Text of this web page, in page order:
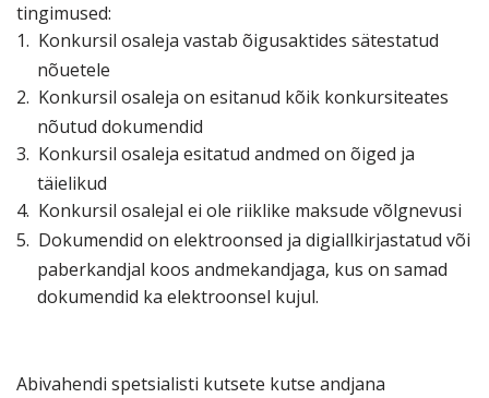
tingimused:
1. Konkursil osaleja vastab õigusaktides sätestatud
nõuetele
2. Konkursil osaleja on esitanud kõik konkursiteates
nõutud dokumendid
3. Konkursil osaleja esitatud andmed on õiged ja
täielikud
4. Konkursil osalejal ei ole riiklike maksude võlgnevusi
5. Dokumendid on elektroonsed ja digiallkirjastatud või
paberkandjal koos andmekandjaga, kus on samad
dokumendid ka elektroonsel kujul.
Abivahendi spetsialisti kutsete kutse andjana